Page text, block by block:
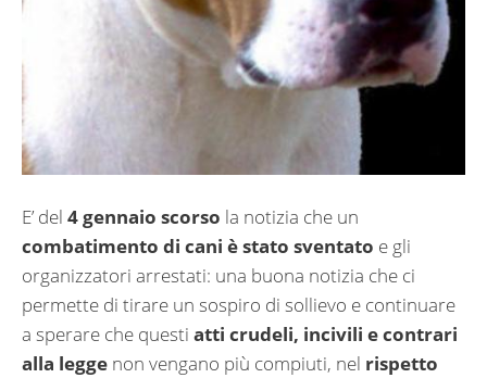
E’ del 4 gennaio scorso la notizia che un
combatimento di cani è stato sventato e gli
organizzatori arrestati: una buona notizia che ci
permette di tirare un sospiro di sollievo e continuare
a sperare che questi atti crudeli, incivili e contrari
alla legge non vengano più compiuti, nel rispetto